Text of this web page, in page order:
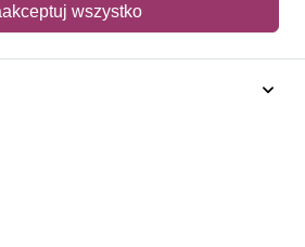
688 Czyste **
wszystko